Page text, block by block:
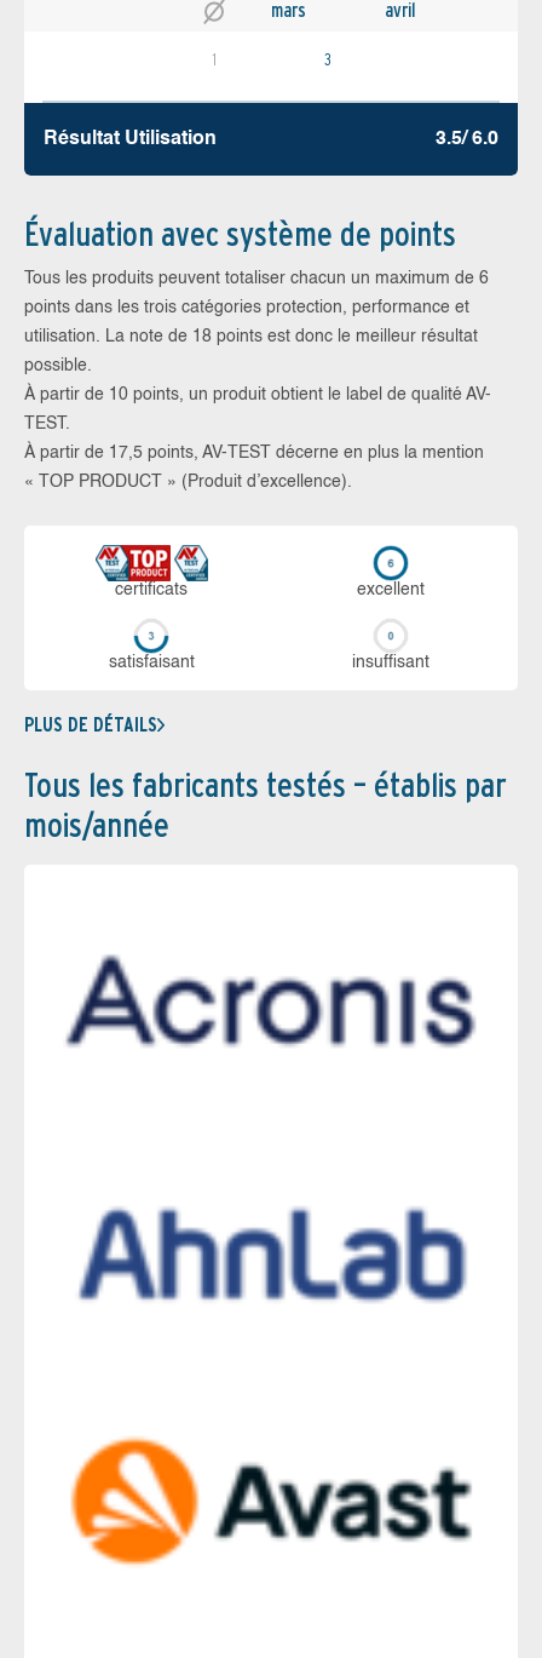
mars avril
1 3
Résultat Utilisation 3.5/ 6.0
Évaluation avec système de points
Tous les produits peuvent totaliser chacun un maximum de 6
points dans les trois catégories protection, performance et
utilisation. La note de 18 points est donc le meilleur résultat
possible.
À partir de 10 points, un produit obtient le label de qualité AV-
TEST.
À partir de 17,5 points, AV-TEST décerne en plus la mention
« TOP PRODUCT » (Produit d’excellence).
certi­ficats ex­cellent
sa­tis­fai­sant in­suf­fi­sant
PLUS DE DÉTAILS
Tous les fabricants testés – établis par
mois/année